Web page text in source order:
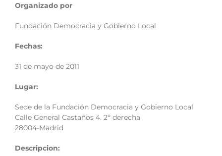
Organizado por
Fundación Democracia y Gobierno Local
Fechas:
31 de mayo de 2011
Lugar:
Sede de la Fundación Democracia y Gobierno Local
Calle General Castaños 4. 2º derecha
28004-Madrid
Descripcion: